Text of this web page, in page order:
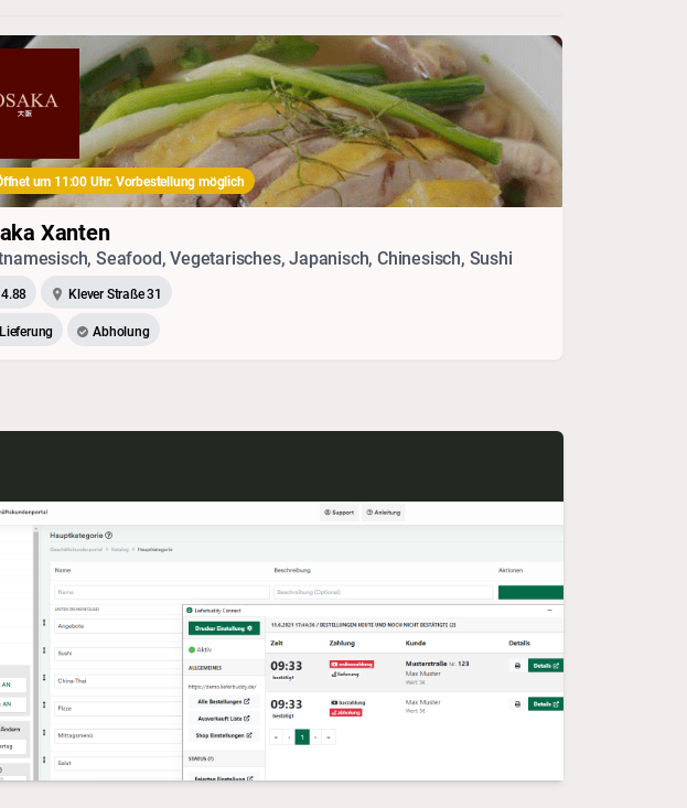
um 11:00 Uhr. Vorbestellung möglich
Xanten
Seafood, Vegetarisches, Japanisch, Chinesisch, Sushi
4.88 Klever Straße 31
Lieferung Abholung